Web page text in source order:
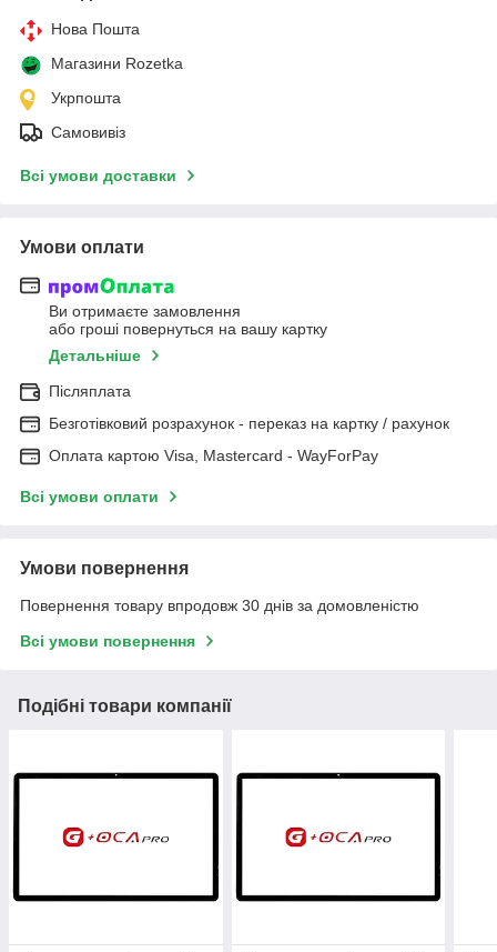
Нова Пошта
Магазини Rozetka
Укрпошта
Самовивіз
Всі умови доставки
Умови оплати
Ви отримаєте замовлення
або гроші повернуться на вашу картку
Детальніше
Післяплата
Безготівковий розрахунок - переказ на картку / рахунок
Оплата картою Visa, Mastercard - WayForPay
Всі умови оплати
Умови повернення
Повернення товару впродовж 30 днів за домовленістю
Всі умови повернення
Подібні товари компанії